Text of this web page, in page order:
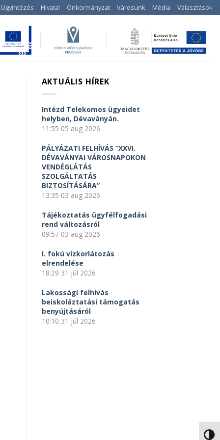
Hivatal Önkormányzat Városunk Média Választások
AKTUÁLIS HÍREK
Intézd Telekomos ügyeidet
helyben, Dévaványán.
11:55 05 aug 2026
PÁLYÁZATI FELHÍVÁS “XXVI.
DÉVAVÁNYAI VÁROSNAPOKON
VENDÉGLÁTÁS
SZOLGÁLTATÁS
BIZTOSÍTÁSÁRA”
13:35 03 aug 2026
Tájékoztatás ügyfélfogadási
rend változásról
09:57 03 aug 2026
I. fokú vízkorlátozás
elrendelése
18:29 31 júl 2026
Lakossági felhívás
beiskoláztatási támogatás
benyújtásáról
10:10 31 júl 2026